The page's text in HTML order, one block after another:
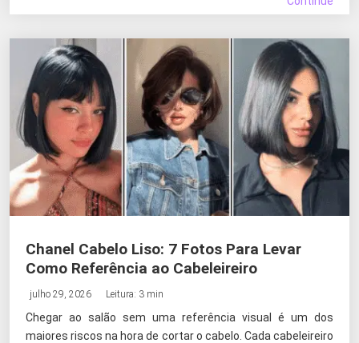
Chanel Cabelo Liso: 7 Fotos Para Levar
Como Referência ao Cabeleireiro
julho 29, 2026 Leitura: 3 min
Chegar ao salão sem uma referência visual é um dos
maiores riscos na hora de cortar o cabelo. Cada cabeleireiro